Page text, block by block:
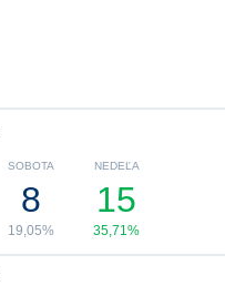
SOBOTA
8
19,05%
NEDEĽA
15
35,71%